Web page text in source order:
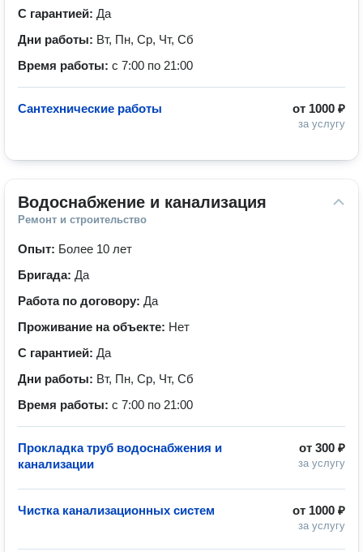
С гарантией: Да
Дни работы: Вт, Пн, Ср, Чт, Сб
Время работы: с 7:00 по 21:00
от 1000 ₽
за услугу
Сантехнические работы
Водоснабжение и канализация
Ремонт и строительство
Опыт: Более 10 лет
Бригада: Да
Работа по договору: Да
Проживание на объекте: Нет
С гарантией: Да
Дни работы: Вт, Пн, Ср, Чт, Сб
Время работы: с 7:00 по 21:00
от 300 ₽
за услугу
Прокладка труб водоснабжения и
канализации
от 1000 ₽
за услугу
Чистка канализационных систем